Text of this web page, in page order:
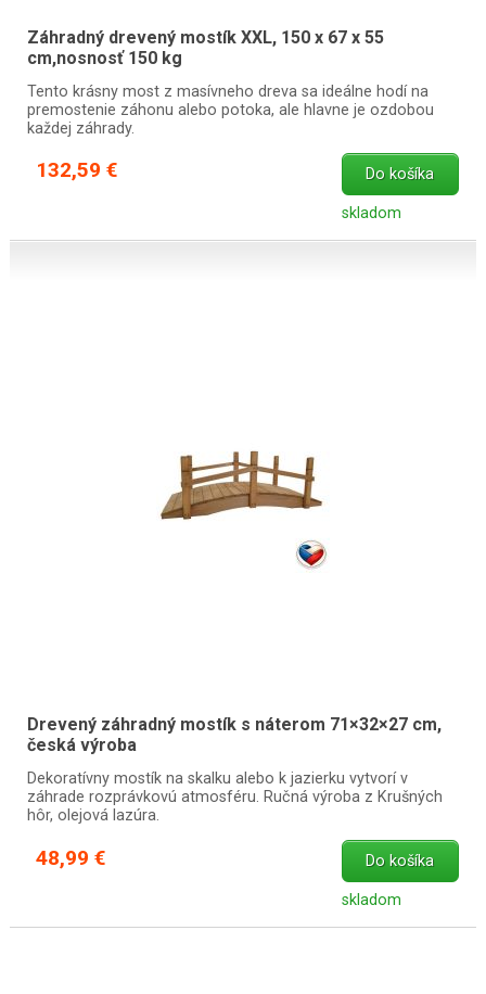
Záhradný drevený mostík XXL, 150 x 67 x 55
cm,nosnosť 150 kg
Tento krásny most z masívneho dreva sa ideálne hodí na
premostenie záhonu alebo potoka, ale hlavne je ozdobou
každej záhrady.
132,59 € Do košíka
skladom
Drevený záhradný mostík s náterom 71×32×27 cm,
česká výroba
Dekoratívny mostík na skalku alebo k jazierku vytvorí v
záhrade rozprávkovú atmosféru. Ručná výroba z Krušných
hôr, olejová lazúra.
48,99 € Do košíka
skladom